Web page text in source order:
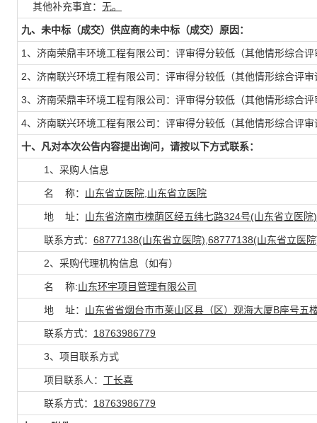
其他补充事宜： 无。
九、未中标（成交）供应商的未中标（成交）原因：
1、济南荣鼎丰环境工程有限公司：评审得分较低（其他情形综合
2、济南联兴环境工程有限公司：评审得分较低（其他情形综合评
3、济南荣鼎丰环境工程有限公司：评审得分较低（其他情形综合
4、济南联兴环境工程有限公司：评审得分较低（其他情形综合评审
十、凡对本次公告内容提出询问，请按以下方式联系：
1、采购人信息
名 称： 山东省立医院,山东省立医院
地 址： 山东省济南市槐荫区经五纬七路324号(山东省立医
联系方式： 68777138(山东省立医院),68777138(山东省立医
2、采购代理机构信息（如有）
名 称:山东环宇项目管理有限公司
地 址： 山东省省烟台市市莱山区县（区）观海大厦B座号五
联系方式： 18763986779
3、项目联系方式
项目联系人： 丁长喜
联系方式： 18763986779